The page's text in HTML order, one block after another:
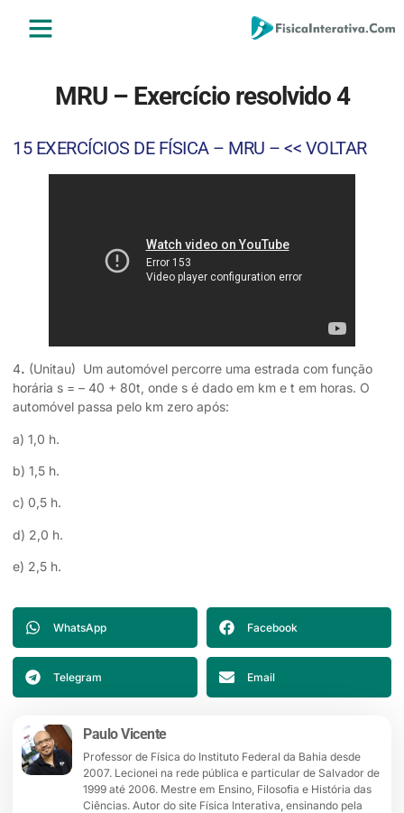
MRU – Exercício resolvido 4
15 EXERCÍCIOS DE FÍSICA – MRU – << VOLTAR
4. (Unitau) Um automóvel percorre uma estrada com função
horária s = – 40 + 80t, onde s é dado em km e t em horas. O
automóvel passa pelo km zero após:
a) 1,0 h.
b) 1,5 h.
c) 0,5 h.
d) 2,0 h.
e) 2,5 h.
WhatsApp Facebook
Telegram Email
Paulo Vicente
Professor de Física do Instituto Federal da Bahia desde
2007. Lecionei na rede pública e particular de Salvador de
1999 até 2006. Mestre em Ensino, Filosofia e História das
Ciências. Autor do site Física Interativa, ensinando pela